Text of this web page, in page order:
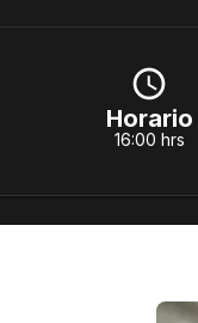
Horario
16:00 hrs